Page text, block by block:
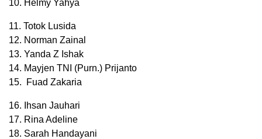
10. Helmy Yahya
11. Totok Lusida
12. Norman Zainal
13. Yanda Z Ishak
14. Mayjen TNI (Purn.) Prijanto
15. Fuad Zakaria
16. Ihsan Jauhari
17. Rina Adeline
18. Sarah Handayani